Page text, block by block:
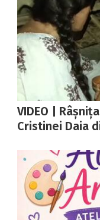
VIDEO |
Cristinei Daia